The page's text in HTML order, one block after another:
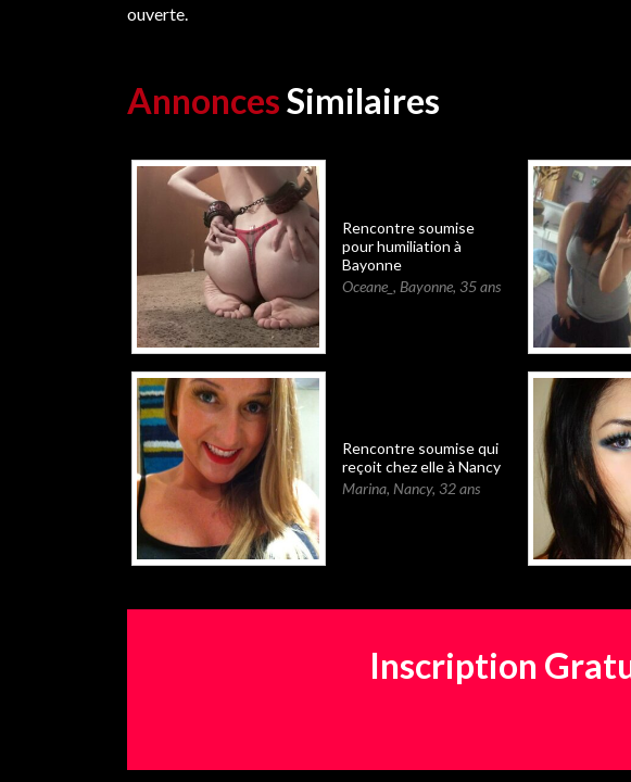
ouverte.
AnnoncesSimilaires
Rencontre soumise
pour humiliation à
Bayonne
Oceane_ , Bayonne, 35 ans
Rencontre soumise qui
reçoit chez elle à Nancy
Marina, Nancy, 32 ans
Inscription